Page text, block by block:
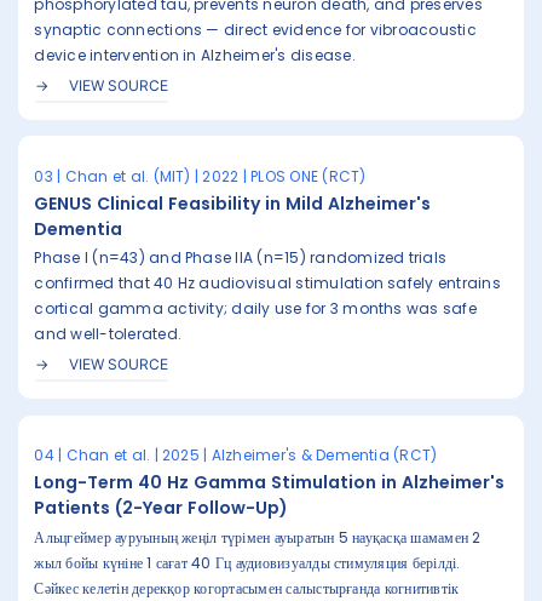
phosphorylated tau, prevents neuron death, and preserves
synaptic connections — direct evidence for vibroacoustic
device intervention in Alzheimer's disease.
VIEW SOURCE
03 | Chan et al. (MIT) | 2022 | PLOS ONE (RCT)
GENUS Clinical Feasibility in Mild Alzheimer's
Dementia
Phase I (n=43) and Phase IIA (n=15) randomized trials
confirmed that 40 Hz audiovisual stimulation safely entrains
cortical gamma activity; daily use for 3 months was safe
and well-tolerated.
VIEW SOURCE
04 | Chan et al. | 2025 | Alzheimer's & Dementia (RCT)
Long-Term 40 Hz Gamma Stimulation in Alzheimer's
Patients (2-Year Follow-Up)
Альцгеймер ауруының жеңіл түрімен ауыратын 5 науқасқа шамамен 2
жыл бойы күніне 1 сағат 40 Гц аудиовизуалды стимуляция берілді.
Сәйкес келетін дерекқор когортасымен салыстырғанда когнитивтік